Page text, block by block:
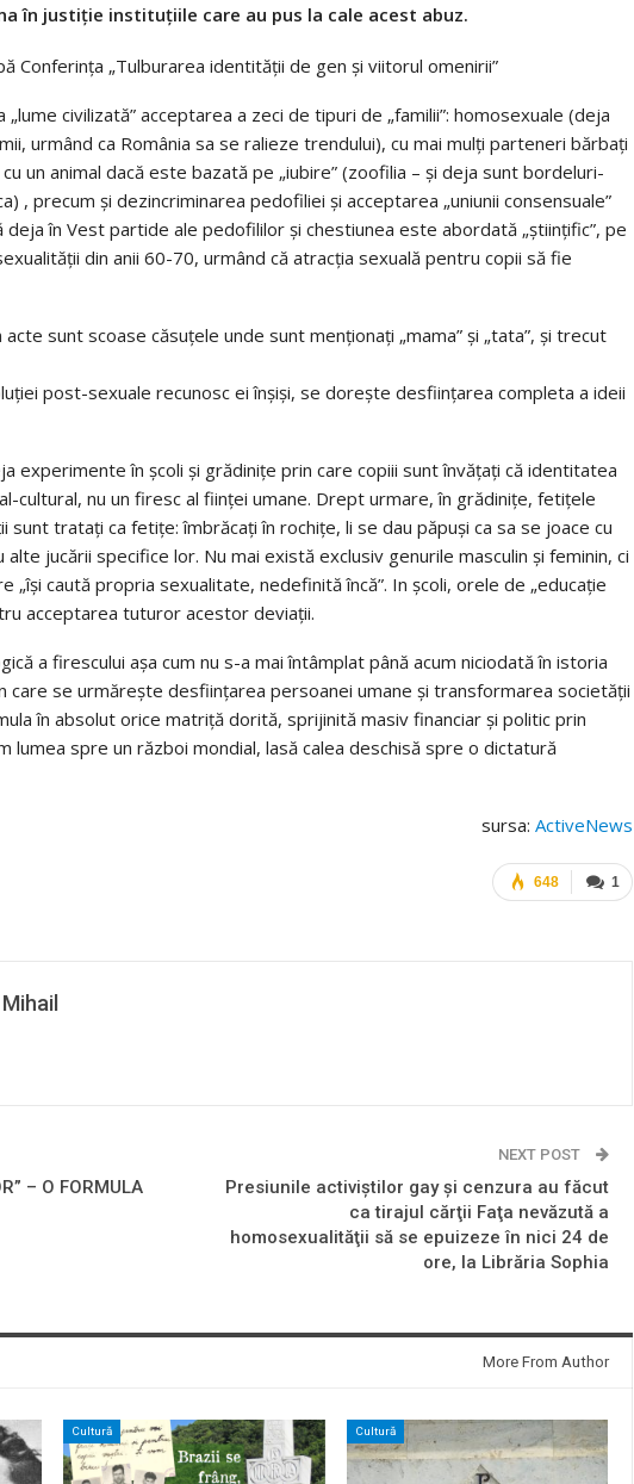
în justiție instituțiile care au pus la cale acest abuz.
„lume civilizată” acceptarea a zeci de tipuri de „familii”: homosexuale (deja
urmând ca România sa se ralieze trendului), cu mai mulţi parteneri bărbaţi
un animal dacă este bazată pe „iubire” (zoofilia – şi deja sunt bordeluri-
, precum şi dezincriminarea pedofiliei şi acceptarea „uniunii consensuale”
deja în Vest partide ale pedofililor şi chestiunea este abordată „ştiinţific”, pe
din anii 60-70, urmând că atracţia sexuală pentru copii să fie
sunt scoase căsuţele unde sunt menţionaţi „mama” şi „tata”, şi trecut
post-sexuale recunosc ei înșiși, se dorește desființarea completa a ideii
experimente în școli și grădinițe prin care copiii sunt învăţaţi că identitatea
cultural, nu un firesc al fiinţei umane. Drept urmare, în grădinițe, fetiţele
trataţi ca fetiţe: îmbrăcaţi în rochiţe, li se dau păpuşi ca sa se joace cu
jucării specifice lor. Nu mai există exclusiv genurile masculin şi feminin, ci
„îşi caută propria sexualitate, nedefinită încă”. In școli, orele de „educație
acceptarea tuturor acestor deviații.
a firescului aşa cum nu s-a mai întâmplat până acum niciodată în istoria
care se urmăreşte desfiinţarea persoanei umane şi transformarea societăţii
în absolut orice matriță dorită, sprijinită masiv financiar şi politic prin
lumea spre un război mondial, lasă calea deschisă spre o dictatură
sursa: ActiveNews
1
648
– O FORMULA
NEXT POST
Presiunile activiştilor gay şi cenzura au făcut
ca tirajul cărţii Faţa nevăzută a
homosexualităţii să se epuizeze în nici 24 de
ore, la Librăria Sophia
More From Author
Cultură Cultură